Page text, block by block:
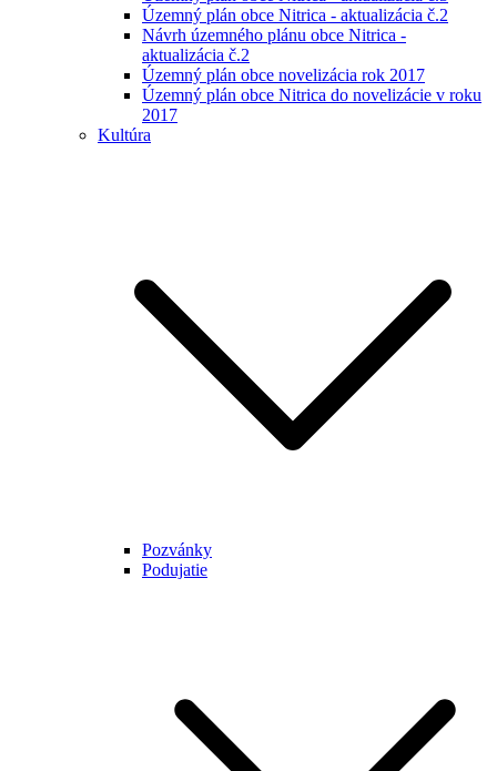
Územný plán obce Nitrica - aktualizácia č.2
Návrh územného plánu obce Nitrica -
aktualizácia č.2
Územný plán obce novelizácia rok 2017
Územný plán obce Nitrica do novelizácie v roku
2017
Kultúra
Pozvánky
Podujatie